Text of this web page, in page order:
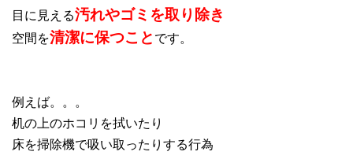
目に見える汚れやゴミを取り除き
空間を清潔に保つことです。
例えば。。。
机の上のホコリを拭いたり
床を掃除機で吸い取ったりする行為